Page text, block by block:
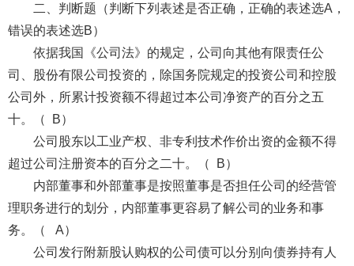
二、判断题（判断下列表述是否正确，正确的表述选A，
错误的表述选B）
依据我国《公司法》的规定，公司向其他有限责任公
司、股份有限公司投资的，除国务院规定的投资公司和控股
公司外，所累计投资额不得超过本公司净资产的百分之五
十。（ B）
公司股东以工业产权、非专利技术作价出资的金额不得
超过公司注册资本的百分之二十。（ B）
内部董事和外部董事是按照董事是否担任公司的经营管
理职务进行的划分，内部董事更容易了解公司的业务和事
务。（ A）
公司发行附新股认购权的公司债可以分别向债券持有人